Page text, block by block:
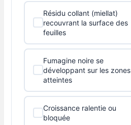
Résidu collant (miellat)
recouvrant la surface des
feuilles
Fumagine noire se
développant sur les zones
atteintes
Croissance ralentie ou
bloquée